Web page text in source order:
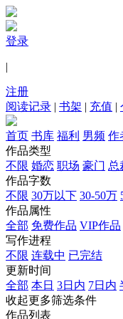
登录
|
注册
阅读记录 | 书架 | 充值 |
首页 书库 福利 男频 作
作品类型
不限 婚恋 职场 豪门 总
作品字数
不限 30万以下 30-50万
作品属性
全部 免费作品 VIP作品
写作进程
不限 连载中 已完结
更新时间
全部 本日 3日内 7日内
收起更多筛选条件
作品列表